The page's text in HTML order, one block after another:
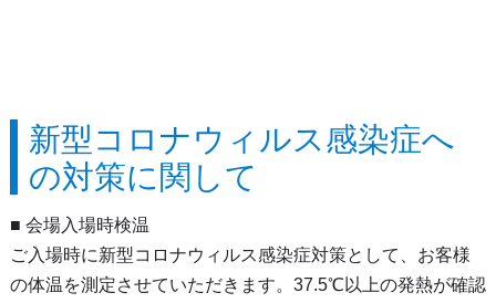
新型コロナウィルス感染症へ
の対策に関して
■ 会場入場時検温
ご入場時に新型コロナウィルス感染症対策として、お客様
の体温を測定させていただきます。37.5℃以上の発熱が確認